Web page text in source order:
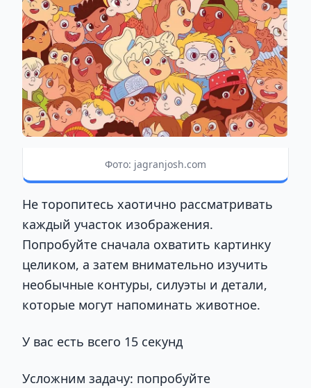
Фото: jagranjosh.com
Не торопитесь хаотично рассматривать
каждый участок изображения.
Попробуйте сначала охватить картинку
целиком, а затем внимательно изучить
необычные контуры, силуэты и детали,
которые могут напоминать животное.
У вас есть всего 15 секунд
Усложним задачу: попробуйте